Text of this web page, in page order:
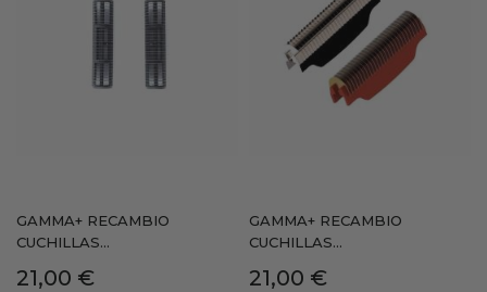
GAMMA+ RECAMBIO
CUCHILLAS...
Precio
21,00 €
GAMMA+ RECAMBIO
CUCHILLAS...
Precio
21,00 €